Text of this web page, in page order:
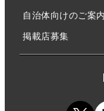
自治体向けのご案内
掲載店募集